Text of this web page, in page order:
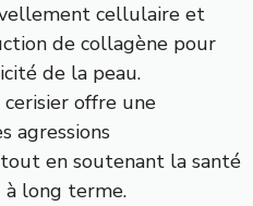
cellulaire et
de collagène pour
de la peau.
offre une
agressions
en soutenant la santé
à long terme.